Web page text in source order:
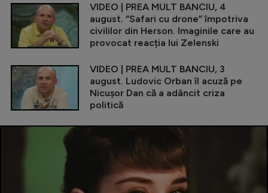
VIDEO | PREA MULT BANCIU, 4
august. ”Safari cu drone” împotriva
civililor din Herson. Imaginile care au
provocat reacția lui Zelenski
VIDEO | PREA MULT BANCIU, 3
august. Ludovic Orban îl acuză pe
Nicușor Dan că a adâncit criza
politică